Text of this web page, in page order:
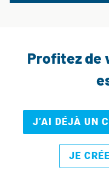
Profitez de
J’AI DÉJÀ UN
JE